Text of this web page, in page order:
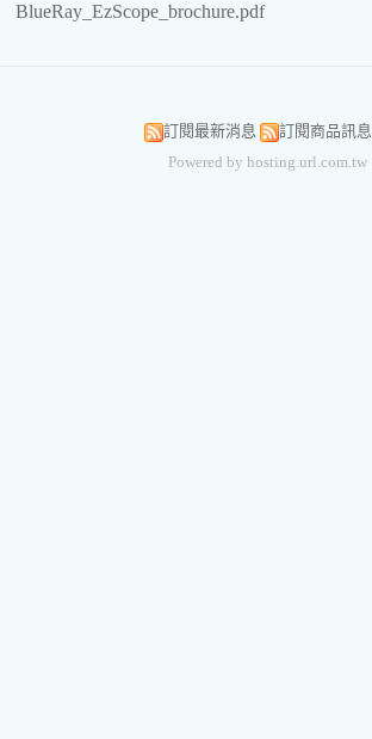
BlueRay_EzScope_brochure.pdf
訂閱最新消息
訂閱商品訊息
Powered by hosting.url.com.tw